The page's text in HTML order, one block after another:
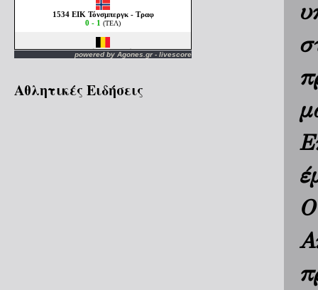
powered by Agones.gr- livescore
Αθλητικές Ειδήσεις